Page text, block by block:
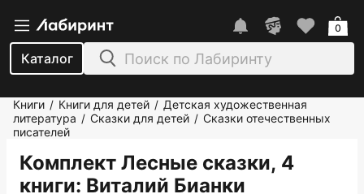
Каталог
0
Книги / Книги для детей / Детская художественная
литература / Сказки для детей / Сказки отечественных
писателей
Комплект Лесные сказки, 4
книги: Виталий Бианки